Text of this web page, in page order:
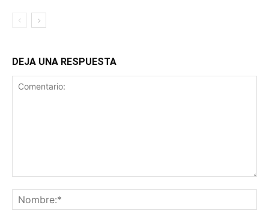
DEJA UNA RESPUESTA